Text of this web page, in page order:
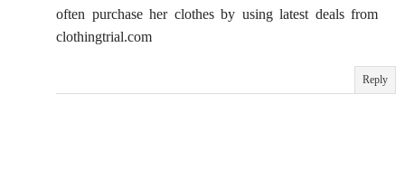
often purchase her clothes by using latest deals from
clothingtrial.com
Reply